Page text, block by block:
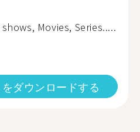
Movies, Series.....
ダウンロードする